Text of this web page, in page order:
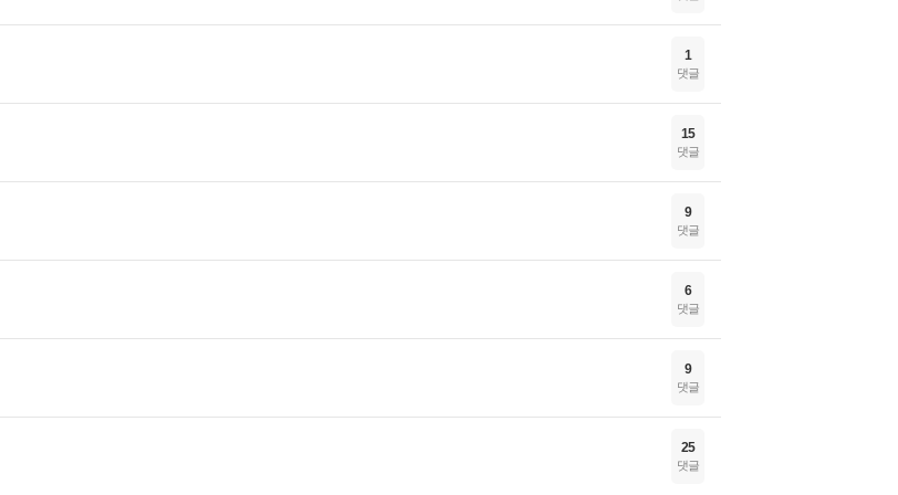
1
댓글
15
댓글
9
댓글
6
댓글
9
댓글
25
댓글